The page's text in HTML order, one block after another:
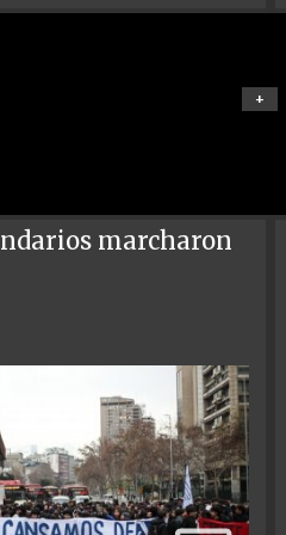
+
marcharon